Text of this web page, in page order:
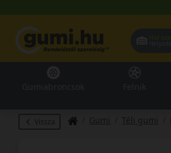
Vissza Gumi Téli gumi